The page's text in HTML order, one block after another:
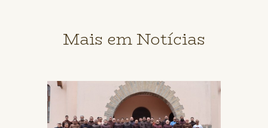
Mais em Notícias